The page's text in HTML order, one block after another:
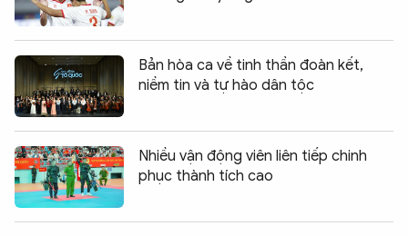
Bản hòa ca về tinh thần đoàn kết,
niềm tin và tự hào dân tộc
Nhiều vận động viên liên tiếp chinh
phục thành tích cao